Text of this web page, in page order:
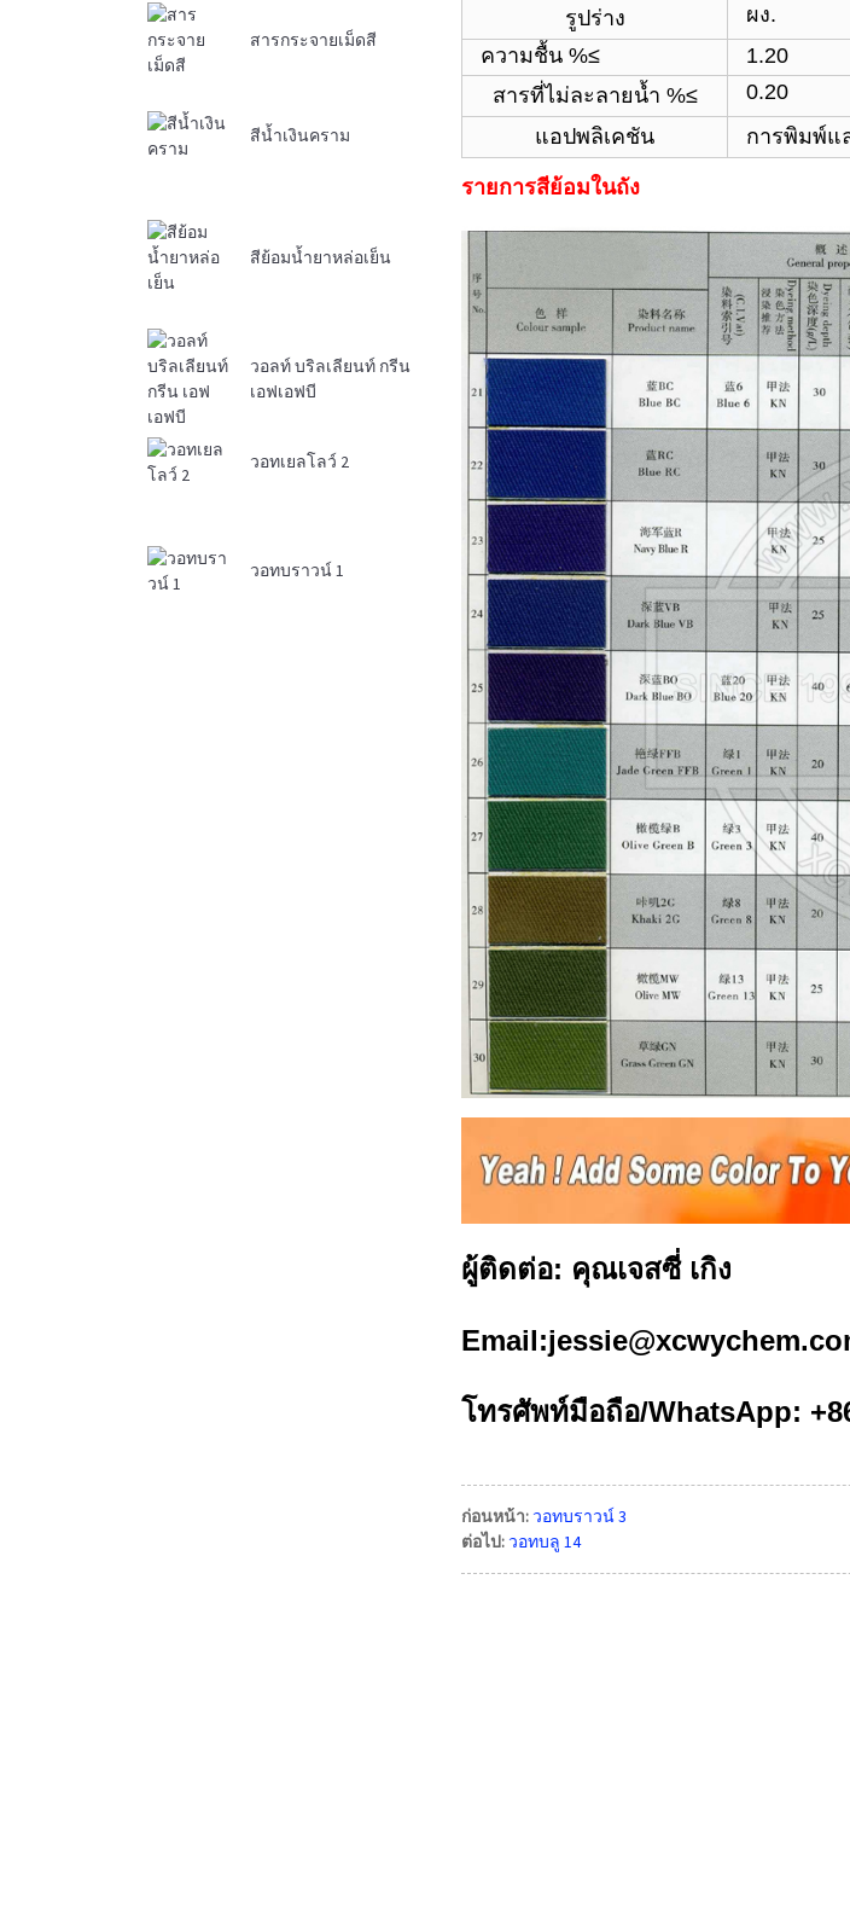
สารกระจายเม็ดสี
สีน้ำเงินคราม
สีย้อมน้ำยาหล่อเย็น
วอลท์ บริลเลียนท์ กรีน
เอฟเอฟบี
วอทเยลโลว์ 2
วอทบราวน์ 1
รูปร่าง
ผง.
ความชื้น %≤
1.20
สารที่ไม่ละลายน้ำ %≤
0.20
แอปพลิเคชัน
การพิมพ์แ
รายการสีย้อมในถัง
ผู้ติดต่อ: คุณเจสซี่ เกิง
โทรศัพท์มือถือ/WhatsApp:
ก่อนหน้า:วอทบราวน์ 3
ต่อไป:วอทบลู 14